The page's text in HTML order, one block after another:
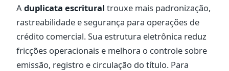
Aduplicata escritural trouxe mais padronização,
rastreabilidade e segurança para operações de
crédito comercial. Sua estrutura eletrônica reduz
fricções operacionais e melhora o controle sobre
emissão, registro e circulação do título. Para